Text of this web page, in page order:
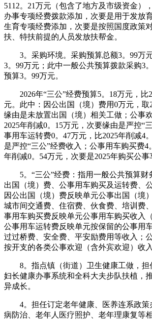
5112。21万元（包含了地方及市级资金）
办事专项经费拨款添加，次要是用于发放
生育专项经费添加，次要是按照国度政策
扶、特扶前提的人员发放扶帮金。
3。采购环境。采购预算总额3。99万
3。99万元；此中一般公共预算拨款采购3
预算3。99万元。
2026年“三公”经费预算5。18万元，比
元。此中：因公出国（境）费用0万元，取
缘由是未放置出国（境）相关工做；公事
2025年削减0。15万元，次要缘由是严控“
事用车运转费0。47万元，比2025年削减4
是严控“三公”经费收入；公事用车购买费4
年削减0。54万元，次要是2025年购买公事
5。“三公”经费：指用一般公共预算财
出国（境）费、公事用车购买及运转费、
因公出国（境）费反映单元公事出国（境
城市间交通费、住宿费、伙食费、培训费
事用车购买费反映单元公事用车购买收入
公事用车运转费反映单元按保留的公事用
过过桥费、安全费、平安励费用等收入；
按开支的各类公事欢迎（含外宾欢迎）收入
8。指点镇（街道）卫生健康工做，担
妇长健康办事系统和全科大夫步队扶植，
异成长。
4。担任订定老年健康、医养连系政策
病防治、老年人医疗照护、老年理康复等相